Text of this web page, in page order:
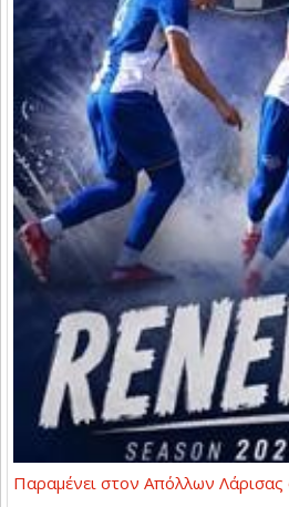
Παραμένει στον Απόλλων Λάρισας